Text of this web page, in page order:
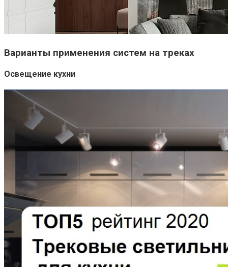
Варианты применения систем на треках
Освещение кухни